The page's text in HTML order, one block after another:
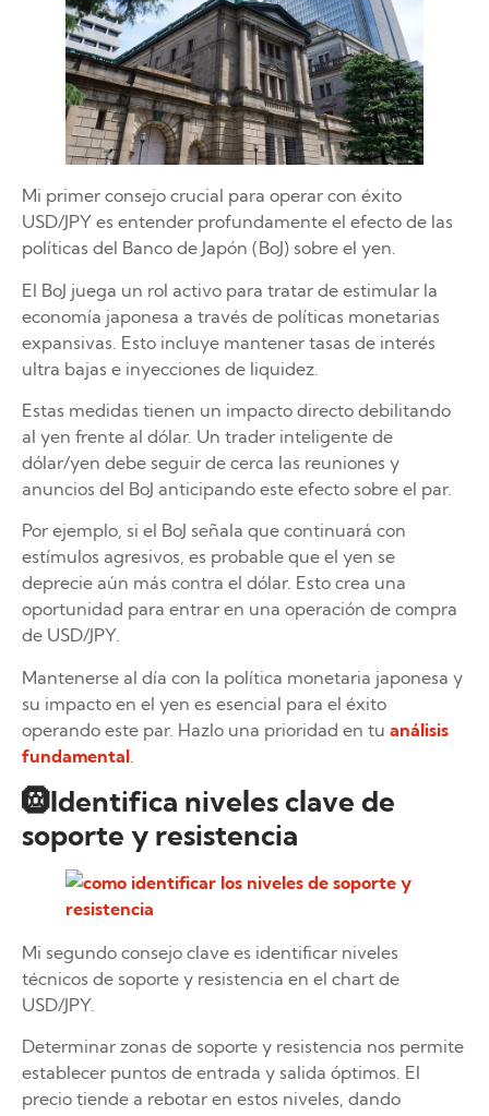
Mi primer consejo crucial para operar con éxito
USD/JPY es entender profundamente el efecto de las
políticas del Banco de Japón (BoJ) sobre el yen.
El BoJ juega un rol activo para tratar de estimular la
economía japonesa a través de políticas monetarias
expansivas. Esto incluye mantener tasas de interés
ultra bajas e inyecciones de liquidez.
Estas medidas tienen un impacto directo debilitando
al yen frente al dólar. Un trader inteligente de
dólar/yen debe seguir de cerca las reuniones y
anuncios del BoJ anticipando este efecto sobre el par.
Por ejemplo, si el BoJ señala que continuará con
estímulos agresivos, es probable que el yen se
deprecie aún más contra el dólar. Esto crea una
oportunidad para entrar en una operación de compra
de USD/JPY.
Mantenerse al día con la política monetaria japonesa y
su impacto en el yen es esencial para el éxito
operando este par. Hazlo una prioridad en tu análisis
fundamental
🛞Identifica niveles clave de
soporte y resistencia
Mi segundo consejo clave es identificar niveles
técnicos de soporte y resistencia en el chart de
USD/JPY.
Determinar zonas de soporte y resistencia nos permite
establecer puntos de entrada y salida óptimos. El
precio tiende a rebotar en estos niveles, dando